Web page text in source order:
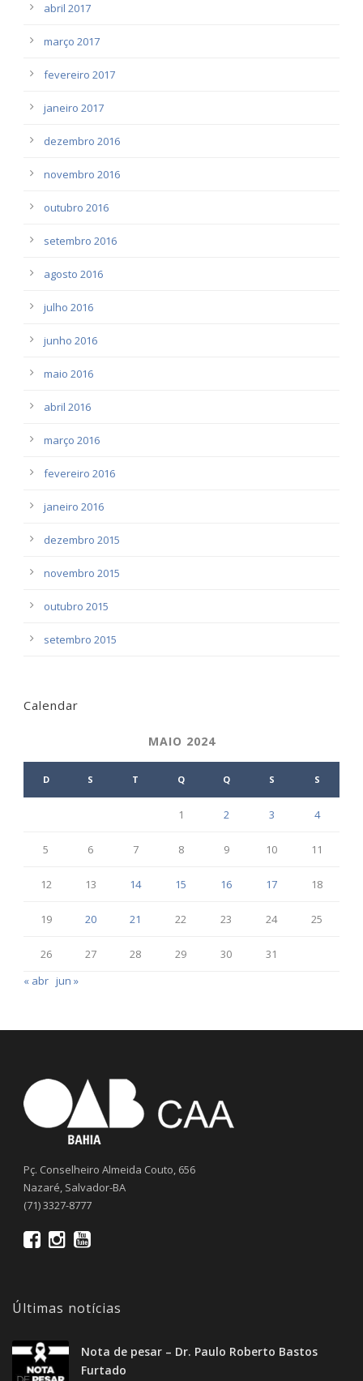
abril 2017
março 2017
fevereiro 2017
janeiro 2017
dezembro 2016
novembro 2016
outubro 2016
setembro 2016
agosto 2016
julho 2016
junho 2016
maio 2016
abril 2016
março 2016
fevereiro 2016
janeiro 2016
dezembro 2015
novembro 2015
outubro 2015
setembro 2015
Calendar
MAIO 2024
D S T Q Q S S
1 2 3 4
5 6 7 8 9 10 11
12 13 14 15 16 17 18
19 20 21 22 23 24 25
26 27 28 29 30
31
« abr jun »
Pç. Conselheiro Almeida Couto, 656
Nazaré, Salvador-BA
(71) 3327-8777
Últimas notícias
Nota de pesar – Dr. Paulo Roberto Bastos
Furtado